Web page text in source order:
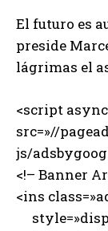
El futuro es
preside
lágrimas el
<script async
src=»//
js/
<!– Banner
<ins